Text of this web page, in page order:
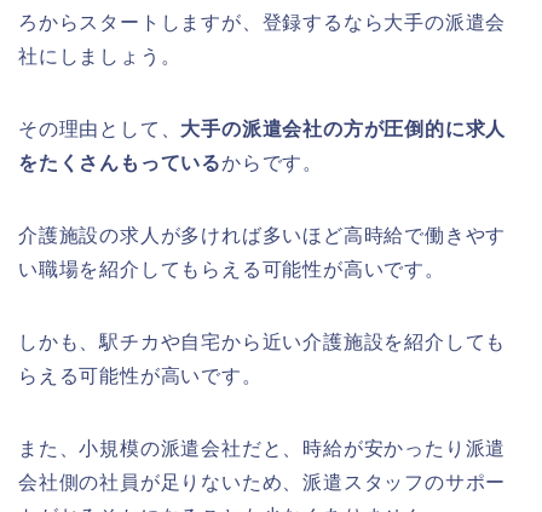
ろからスタートしますが、登録するなら大手の派遣会
社にしましょう。
その理由として、 大手の派遣会社の方が圧倒的に求人
をたくさんもっているからです。
介護施設の求人が多ければ多いほど高時給で働きやす
い職場を紹介してもらえる可能性が高いです。
しかも、駅チカや自宅から近い介護施設を紹介しても
らえる可能性が高いです。
また、小規模の派遣会社だと、時給が安かったり派遣
会社側の社員が足りないため、派遣スタッフのサポー